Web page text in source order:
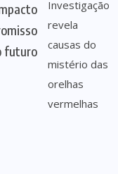
futuro